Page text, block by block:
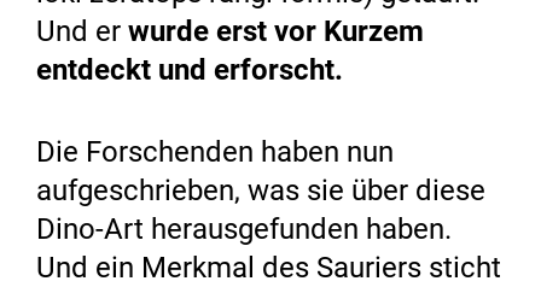
Und er wurde erst vor Kurzem
entdeckt und erforscht.
Die Forschenden haben nun
aufgeschrieben, was sie über diese
Dino-Art herausgefunden haben.
Und ein Merkmal des Sauriers sticht